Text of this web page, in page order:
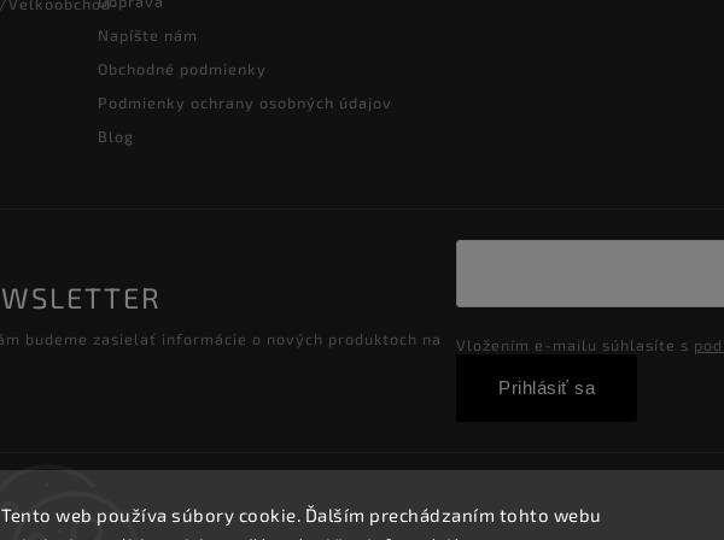
Tento web používa súbory cookie. Ďalším prechádzaním tohto webu
Napíšte nám
Obchodné podmienky
Podmienky ochrany osobných údajov
Blog
budeme zasielať informácie o nových produktoch na
Vložením e-mailu súhlasíte s
Prihlásiť sa
Copyright 2026Velkoobchod-salony.sk
Vytvořil